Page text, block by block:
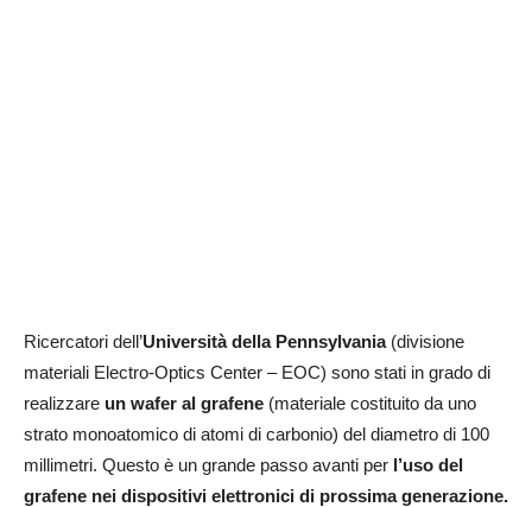
Ricercatori dell’Università della Pennsylvania(divisione
materiali Electro-Optics Center – EOC) sono stati in grado di
realizzare un wafer al grafene (materiale costituito da uno
strato monoatomico di atomi di carbonio) del diametro di 100
millimetri. Questo è un grande passo avanti per l’uso del
grafene nei dispositivi elettronici di prossima generazione.